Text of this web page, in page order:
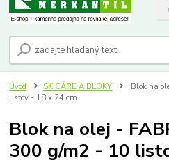
Úvod SKICÁRE A BLOKY
Blok na
listov - 18 x 24 cm
Blok na olej -
300 g/m2 - 10